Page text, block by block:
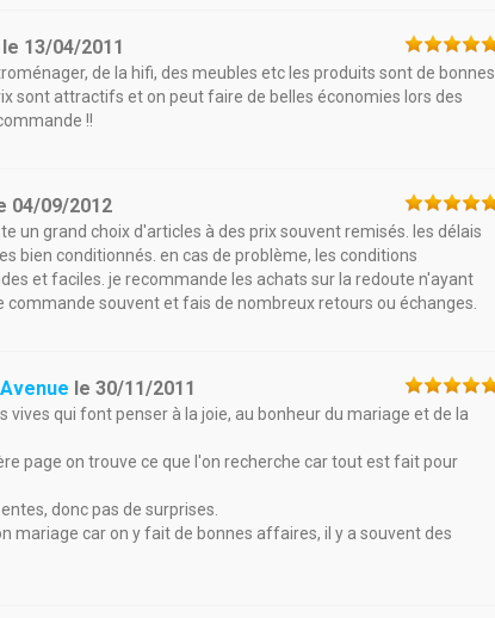
le 13/04/2011
de la hifi, des meubles etc les produits sont de bonnes
sont attractifs et on peut faire de belles économies lors des
!!
04/09/2012
un grand choix d'articles à des prix souvent remisés. les délais
bien conditionnés. en cas de problème, les conditions
et faciles. je recommande les achats sur la redoute n'ayant
souvent et fais de nombreux retours ou échanges.
le30/11/2011
vives qui font penser à la joie, au bonheur du mariage et de la
page on trouve ce que l'on recherche car tout est fait pour
donc pas de surprises.
mariage car on y fait de bonnes affaires, il y a souvent des